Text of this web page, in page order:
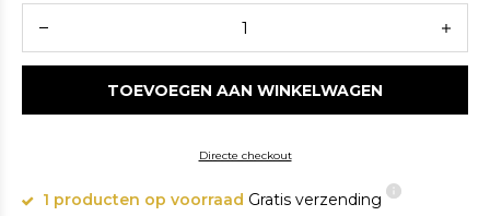
TOEVOEGEN AAN WINKELWAGEN
Directe checkout
1 producten op voorraad Gratis verzending